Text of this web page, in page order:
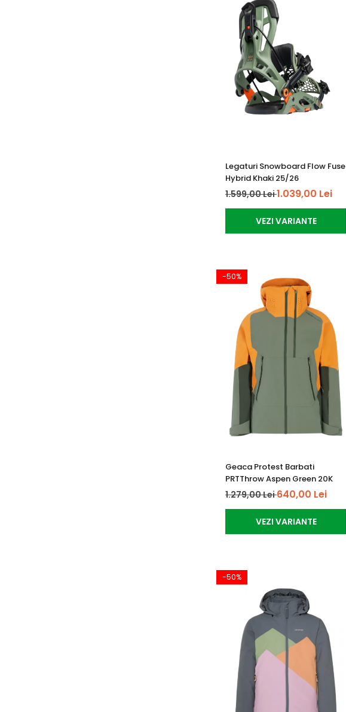
Legaturi Snowboard Flow Fuse
Hybrid Khaki 25/26
1.599,00 Lei1.039,00 Lei
VEZI VARIANTE
-50%
Geaca Protest Barbati
PRTThrow Aspen Green 20K
1.279,00 Lei640,00 Lei
VEZI VARIANTE
-50%